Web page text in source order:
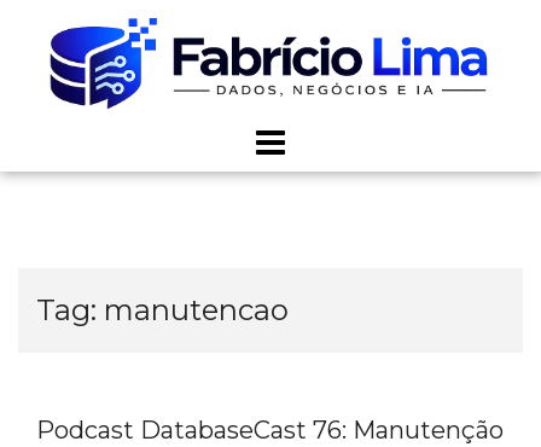
content
Tag: manutencao
Podcast DatabaseCast 76: Manutenção